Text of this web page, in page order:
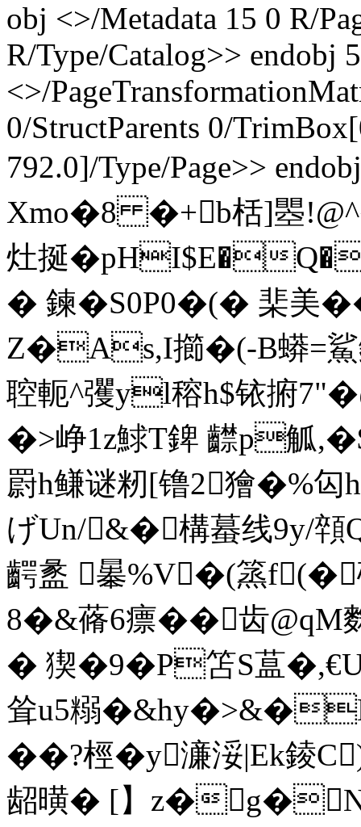
obj <>/Metadata 15 0 R/
R/Type/Catalog>> endobj
<>/
0/StructParents 0/
792.0]/Type/Page>>
Xmo�8 �+b栝]瞾
灶挻�pHI$E�Q�
� 鍊�S0P0�(� 棐美
Z�As,I擳�(-B蟒=鯊鐴
聜軛^彏yl穃h$铱捬
�>峥1z鯄T錍 齽p觚
罻h鳒谜籾[镥2獪�%匃h
げUn/&�構蟇线9y/顇
齶盠 曓%V�(篜f(�
8�&蓨6瘭��齿
� 猰�9�P笘S蒀
耸u5糑�&
�� ?桱�y濓浽|Ek錂
龆曂� [ 】z�